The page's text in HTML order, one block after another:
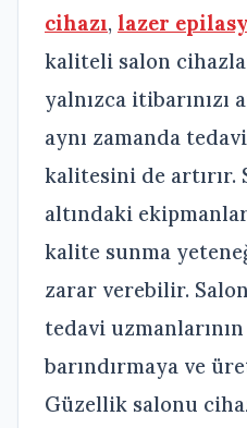
cihazı, lazer
kaliteli salon
yalnızca itibarınızı
aynı zamanda
kalitesini de artırır.
altındaki
kalite sunma
zarar verebilir.
tedavi
barındırmaya ve
Güzellik salonu